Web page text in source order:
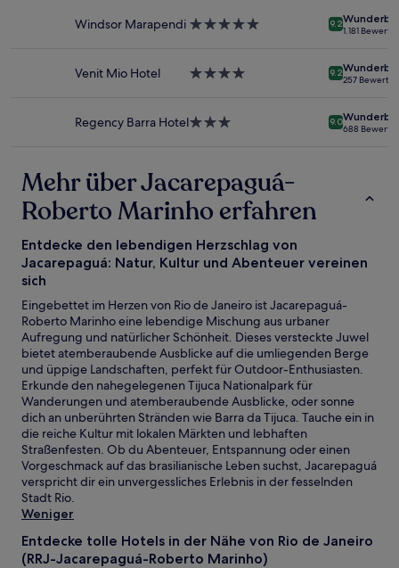
Windsor Marapendi 5.0-
9.2
1.181
Venit Mio Hotel
4.0-
9.2
257
Regency Barra Hotel3.0-
9.0
688
Mehr über Jacarepaguá-
Roberto Marinho erfahren
Entdecke den lebendigen Herzschlag von
Jacarepaguá: Natur, Kultur und Abenteuer vereinen
sich
Eingebettet im Herzen von Rio de Janeiro ist Jacarepaguá-
Roberto Marinho eine lebendige Mischung aus urbaner
Aufregung und natürlicher Schönheit. Dieses versteckte Juwel
bietet atemberaubende Ausblicke auf die umliegenden Berge
und üppige Landschaften, perfekt für Outdoor-Enthusiasten.
Erkunde den nahegelegenen Tijuca Nationalpark für
Wanderungen und atemberaubende Ausblicke, oder sonne
dich an unberührten Stränden wie Barra da Tijuca. Tauche ein in
die reiche Kultur mit lokalen Märkten und lebhaften
Straßenfesten. Ob du Abenteuer, Entspannung oder einen
Vorgeschmack auf das brasilianische Leben suchst, Jacarepaguá
verspricht dir ein unvergessliches Erlebnis in der fesselnden
Stadt Rio.
Weniger
Entdecke tolle Hotels in der Nähe von Rio de Janeiro
(RRJ-Jacarepaguá-Roberto Marinho)